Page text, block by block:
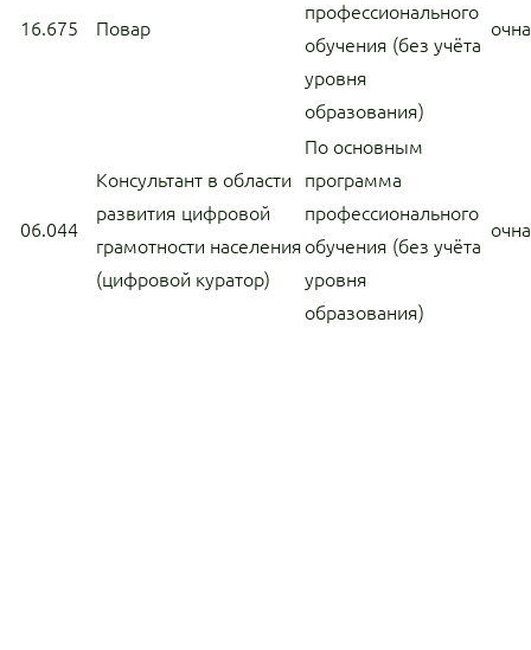
16.675 Повар
профессионального
обучения (без учёта
уровня
образования)
06.044
Консультант в области
развития цифровой
грамотности населения
(цифровой куратор)
По основным
программа
профессионального
обучения (без учёта
уровня
образования)